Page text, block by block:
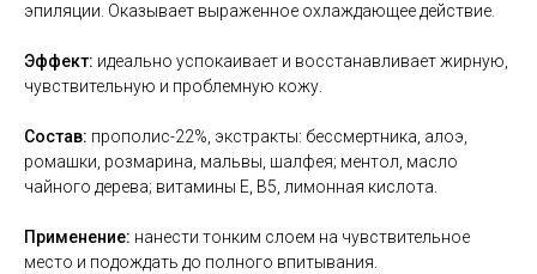
эпиляции. Оказывает выраженное охлаждающее действие.
Эффект: идеально успокаивает и восстанавливает жирную,
чувствительную и проблемную кожу.
Состав: прополис-22%, экстракты: бессмертника, алоэ,
ромашки, розмарина, мальвы, шалфея; ментол, масло
чайного дерева; витамины Е, B5, лимонная кислота.
Применение: нанести тонким слоем на чувствительное
место и подождать до полного впитывания.